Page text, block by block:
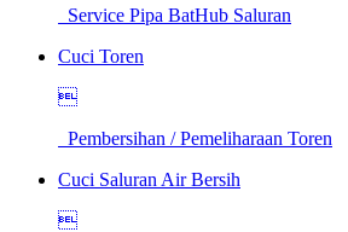
Service Pipa BatHub Saluran
Cuci Toren

Pembersihan / Pemeliharaan Toren
Cuci Saluran Air Bersih
